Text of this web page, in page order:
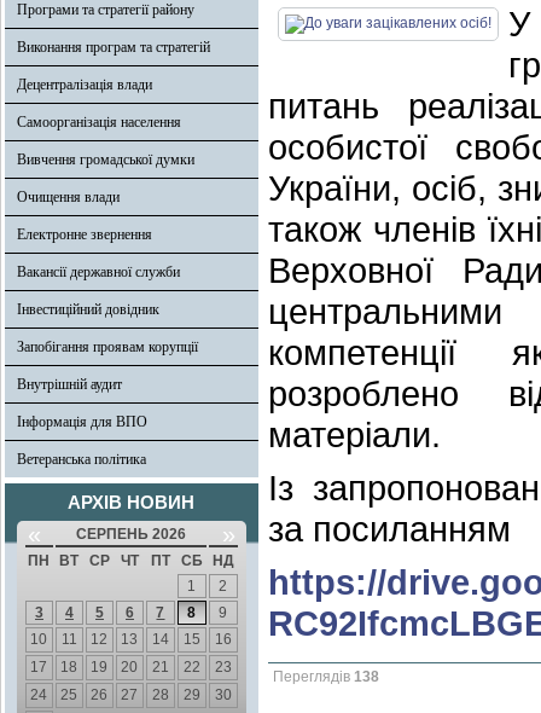
Програми та стратегії району
Виконання програм та стратегій
Децентралізація влади
Самоорганізація населення
Вивчення громадської думки
Очищення влади
Електронне звернення
Вакансії державної служби
Інвестиційний довідник
Запобігання проявам корупції
Внутрішній аудит
Інформація для ВПО
Ветеранська політика
АРХІВ НОВИН
« СЕРПЕНЬ 2026 »
ПН ВТ СР ЧТ ПТ СБ
НД
1
2
3
4 5 6 7 8
9
10
11 12 13 14 15
16
17
18 19 20 21 22
23
24
25 26 27 28 29
30
У
питань
особистої
України, осіб,
також членів
Верховної
компетенції
розроблено
матеріали.
Із
за посиланням
https://
Переглядів 138